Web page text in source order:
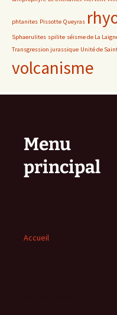
phtanites Pissotte Queyras
Sphaerulites spilite séisme de La
Transgression jurassique Unité de
volcanisme
Menu
principal
Accueil